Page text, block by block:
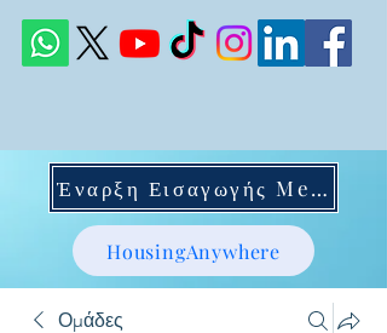
Έναρξη Εισαγωγής Mentoring
HousingAnywhere
Ομάδες